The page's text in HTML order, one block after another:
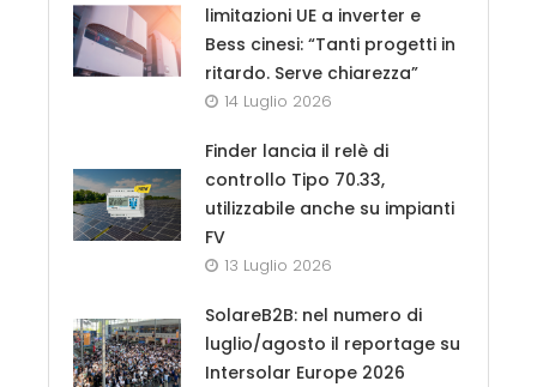
limitazioni UE a inverter e
Bess cinesi: “Tanti progetti in
ritardo. Serve chiarezza”
14 Luglio 2026
Finder lancia il relè di
controllo Tipo 70.33,
utilizzabile anche su impianti
FV
13 Luglio 2026
SolareB2B: nel numero di
luglio/agosto il reportage su
Intersolar Europe 2026